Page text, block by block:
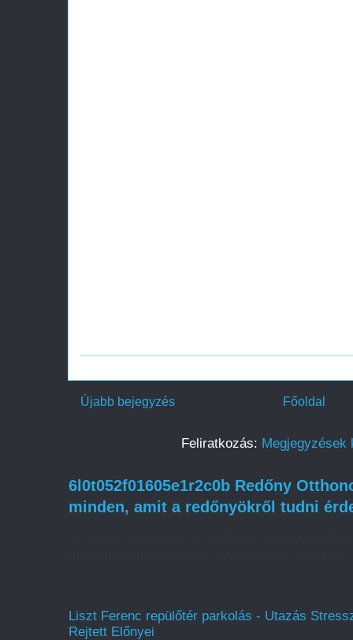
Újabb bejegyzés Főoldal
Feliratkozás: Megjegyzések
6l0t052f01605e1r2c0b Redőny
minden, amit a redőnyökről tudni
Liszt Ferenc repülőtér parkolás - Utazás
Rejtett Előnyei